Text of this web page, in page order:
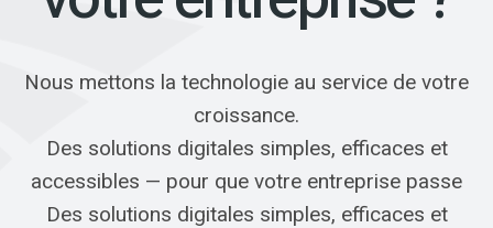
Nous mettons la technologie au service de votre
croissance.
Des solutions digitales simples, efficaces et
accessibles — pour que votre entreprise passe
Des solutions digitales simples, efficaces et